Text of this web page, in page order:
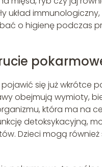
układ
o higienę podczas
się już wkrótce
obejmują wymioty,
która ma na
detoksykacyjną,
Dzieci mogą również